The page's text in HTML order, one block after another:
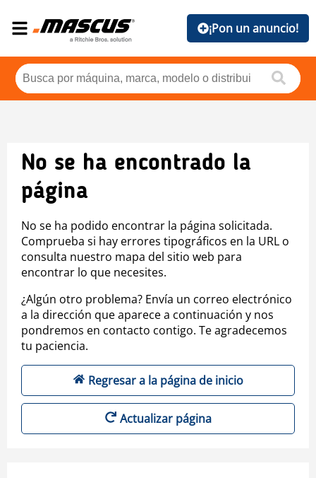
¡Pon un anuncio!
No se ha encontrado la
página
No se ha podido encontrar la página solicitada.
Comprueba si hay errores tipográficos en la URL o
consulta nuestro mapa del sitio web para
encontrar lo que necesites.
¿Algún otro problema? Envía un correo electrónico
a la dirección que aparece a continuación y nos
pondremos en contacto contigo. Te agradecemos
tu paciencia.
Regresar a la página de inicio
Actualizar página